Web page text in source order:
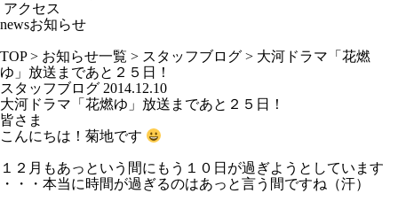
アクセス
newsお知らせ
TOP> お知らせ一覧 > スタッフブログ > 大河ドラマ「花燃
ゆ」放送まであと２５日！
スタッフブログ 2014.12.10
大河ドラマ「花燃ゆ」放送まであと２５日！
皆さま
こんにちは！菊地です
１２月もあっという間にもう１０日が過ぎようとしています
・・・本当に時間が過ぎるのはあっと言う間ですね（汗）